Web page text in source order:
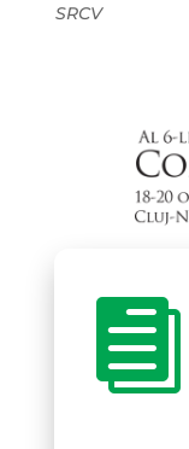
SRCV
